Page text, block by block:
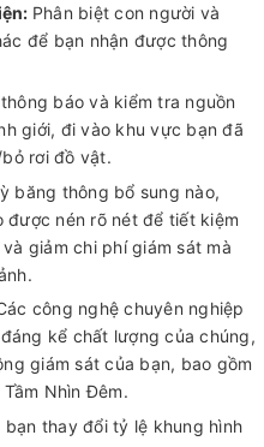
Phân biệt con người và
để bạn nhận được thông
báo và kiểm tra nguồn
giới, đi vào khu vực bạn đã
rơi đồ vật.
băng thông bổ sung nào,
được nén rõ nét để tiết kiệm
giảm chi phí giám sát mà
công nghệ chuyên nghiệp
kể chất lượng của chúng,
giám sát của bạn, bao gồm
Tầm Nhìn Đêm.
bạn thay đổi tỷ lệ khung hình